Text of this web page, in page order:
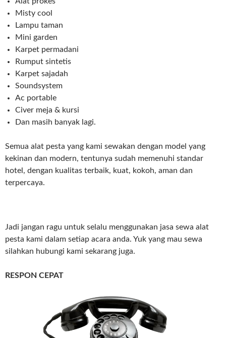
Misty cool
Lampu taman
Mini garden
Karpet permadani
Rumput sintetis
Karpet sajadah
Soundsystem
Ac portable
Civer meja & kursi
Dan masih banyak lagi.
Semua alat pesta yang kami sewakan dengan model yang
kekinan dan modern, tentunya sudah memenuhi standar
hotel, dengan kualitas terbaik, kuat, kokoh, aman dan
terpercaya.
Jadi jangan ragu untuk selalu menggunakan jasa sewa alat
pesta kami dalam setiap acara anda. Yuk yang mau sewa
silahkan hubungi kami sekarang juga.
RESPON CEPAT